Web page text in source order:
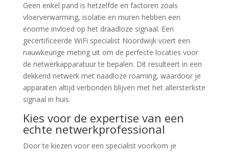
Geen enkel pand is hetzelfde en factoren zoals
vloerverwarming, isolatie en muren hebben een
enorme invloed op het draadloze signaal. Een
gecertificeerde WiFi specialist Noordwijk voert een
nauwkeurige meting uit om de perfecte locaties voor
de netwerkapparatuur te bepalen. Dit resulteert in een
dekkend netwerk met naadloze roaming, waardoor je
apparaten altijd verbonden blijven met het allersterkste
signaal in huis.
Kies voor de expertise van een
echte netwerkprofessional
Door te kiezen voor een specialist voorkom je